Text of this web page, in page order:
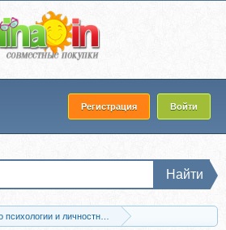
Регистрация Войти
Найти
психологии и личностному развитию